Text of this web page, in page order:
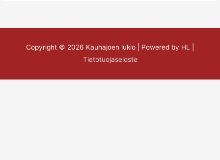
Copyright © 2026 Kauhajoen lukio | Powered by HL
Tietotuojaseloste